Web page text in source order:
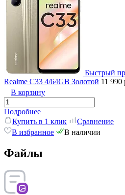
Быстрый
Realme C33 4/64GB Золотой 11 990
В корзину
Подробнее
Купить в 1 клик
Сравнение
В избранное
В наличии
Файлы